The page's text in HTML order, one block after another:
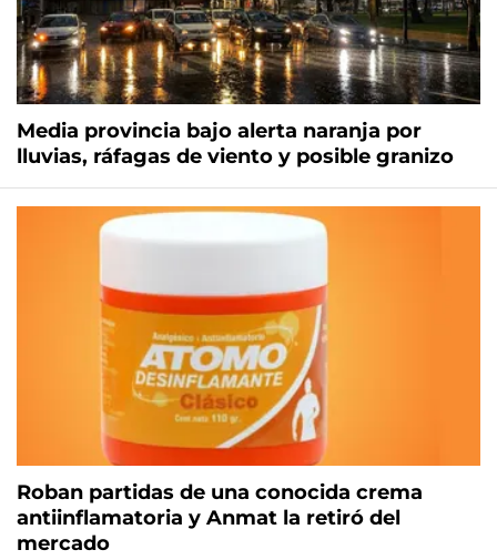
Media provincia bajo alerta naranja por
lluvias, ráfagas de viento y posible granizo
Roban partidas de una conocida crema
antiinflamatoria y Anmat la retiró del
mercado